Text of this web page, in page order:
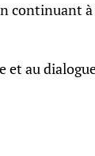
continuant à
et au